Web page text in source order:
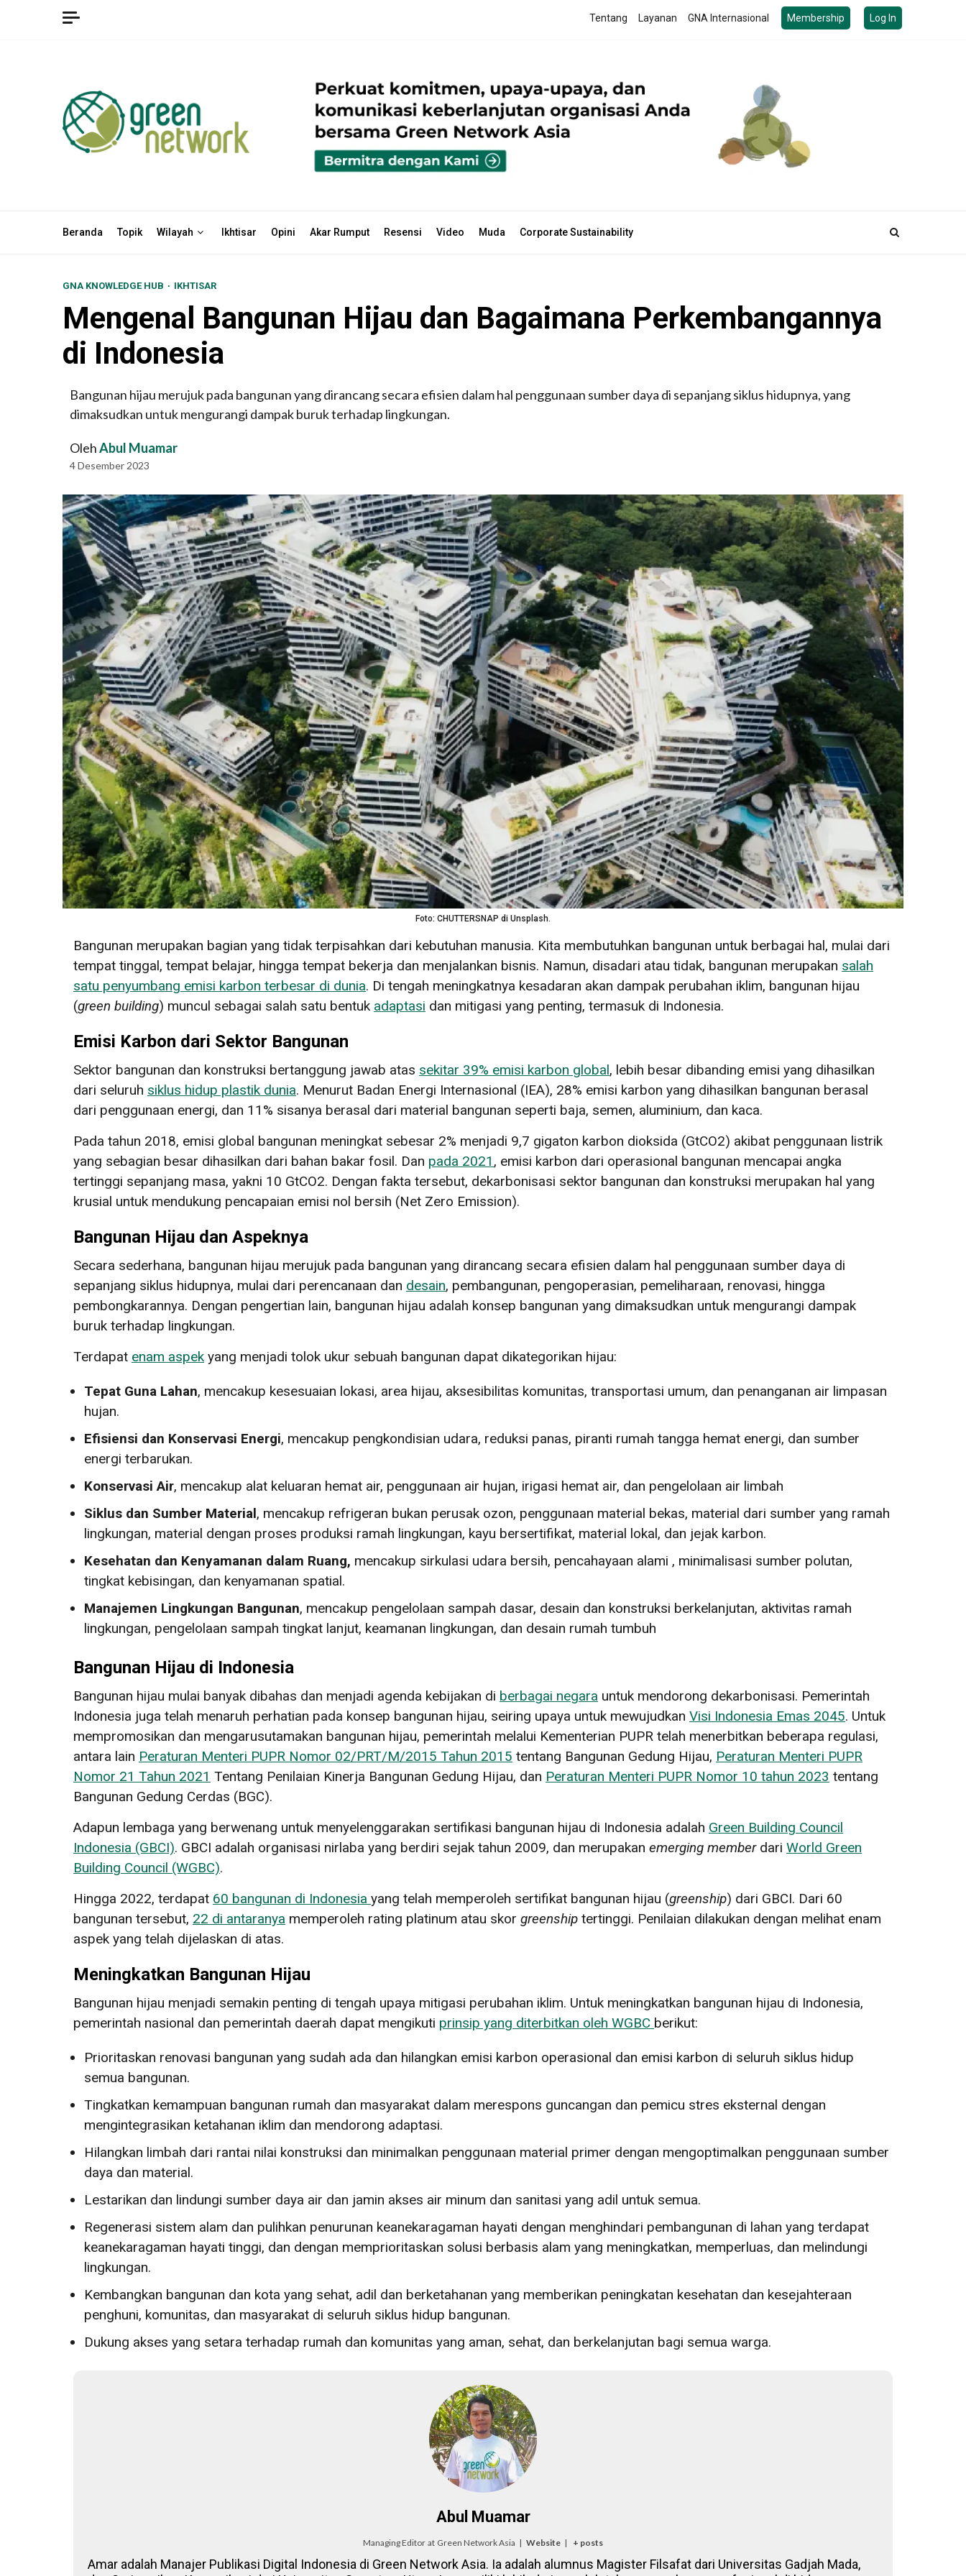
Tentang Layanan GNA Internasional Membership Log In
Beranda Topik Wilayah Ikhtisar Opini Akar Rumput Resensi Video Muda Corporate Sustainability
GNA KNOWLEDGE HUB IKHTISAR
Mengenal Bangunan Hijau dan Bagaimana Perkembangannya
di Indonesia
Bangunan hijau merujuk pada bangunan yang dirancang secara efisien dalam hal penggunaan sumber daya di sepanjang siklus hidupnya, yang
dimaksudkan untuk mengurangi dampak buruk terhadap lingkungan.
OlehAbul Muamar
4 Desember 2023
Foto: CHUTTERSNAP di Unsplash.
Bangunan merupakan bagian yang tidak terpisahkan dari kebutuhan manusia. Kita membutuhkan bangunan untuk berbagai hal, mulai dari
tempat tinggal, tempat belajar, hingga tempat bekerja dan menjalankan bisnis. Namun, disadari atau tidak, bangunan merupakan salah
satu penyumbang emisi karbon terbesar di dunia. Di tengah meningkatnya kesadaran akan dampak perubahan iklim, bangunan hijau
(green building) muncul sebagai salah satu bentuk adaptasi dan mitigasi yang penting, termasuk di Indonesia.
Emisi Karbon dari Sektor Bangunan
Sektor bangunan dan konstruksi bertanggung jawab atas sekitar 39% emisi karbon global, lebih besar dibanding emisi yang dihasilkan
dari seluruh siklus hidup plastik dunia. Menurut Badan Energi Internasional (IEA), 28% emisi karbon yang dihasilkan bangunan berasal
dari penggunaan energi, dan 11% sisanya berasal dari material bangunan seperti baja, semen, aluminium, dan kaca.
Pada tahun 2018, emisi global bangunan meningkat sebesar 2% menjadi 9,7 gigaton karbon dioksida (GtCO2) akibat penggunaan listrik
yang sebagian besar dihasilkan dari bahan bakar fosil. Dan pada 2021 , emisi karbon dari operasional bangunan mencapai angka
tertinggi sepanjang masa, yakni 10 GtCO2. Dengan fakta tersebut, dekarbonisasi sektor bangunan dan konstruksi merupakan hal yang
krusial untuk mendukung pencapaian emisi nol bersih (Net Zero Emission).
Bangunan Hijau dan Aspeknya
Secara sederhana, bangunan hijau merujuk pada bangunan yang dirancang secara efisien dalam hal penggunaan sumber daya di
sepanjang siklus hidupnya, mulai dari perencanaan dan desain, pembangunan, pengoperasian, pemeliharaan, renovasi, hingga
pembongkarannya. Dengan pengertian lain, bangunan hijau adalah konsep bangunan yang dimaksudkan untuk mengurangi dampak
buruk terhadap lingkungan.
Terdapat enam aspek yang menjadi tolok ukur sebuah bangunan dapat dikategorikan hijau:
Tepat Guna Lahan, mencakup kesesuaian lokasi, area hijau, aksesibilitas komunitas, transportasi umum, dan penanganan air limpasan
hujan.
Efisiensi dan Konservasi Energi, mencakup pengkondisian udara, reduksi panas, piranti rumah tangga hemat energi, dan sumber
energi terbarukan.
Konservasi Air, mencakup alat keluaran hemat air, penggunaan air hujan, irigasi hemat air, dan pengelolaan air limbah
Siklus dan Sumber Material, mencakup refrigeran bukan perusak ozon, penggunaan material bekas, material dari sumber yang ramah
lingkungan, material dengan proses produksi ramah lingkungan, kayu bersertifikat, material lokal, dan jejak karbon.
Kesehatan dan Kenyamanan dalam Ruang, mencakup sirkulasi udara bersih, pencahayaan alami , minimalisasi sumber polutan,
tingkat kebisingan, dan kenyamanan spatial.
Manajemen Lingkungan Bangunan, mencakup pengelolaan sampah dasar, desain dan konstruksi berkelanjutan, aktivitas ramah
lingkungan, pengelolaan sampah tingkat lanjut, keamanan lingkungan, dan desain rumah tumbuh
Bangunan Hijau di Indonesia
Bangunan hijau mulai banyak dibahas dan menjadi agenda kebijakan di berbagai negara untuk mendorong dekarbonisasi. Pemerintah
Indonesia juga telah menaruh perhatian pada konsep bangunan hijau, seiring upaya untuk mewujudkan Visi Indonesia Emas 2045. Untuk
mempromosikan dan mengarusutamakan bangunan hijau, pemerintah melalui Kementerian PUPR telah menerbitkan beberapa regulasi,
antara lain Peraturan Menteri PUPR Nomor 02/PRT/M/2015 Tahun 2015 tentang Bangunan Gedung Hijau, Peraturan Menteri PUPR
Nomor 21 Tahun 2021 Tentang Penilaian Kinerja Bangunan Gedung Hijau, dan Peraturan Menteri PUPR Nomor 10 tahun 2023 tentang
Bangunan Gedung Cerdas (BGC).
Adapun lembaga yang berwenang untuk menyelenggarakan sertifikasi bangunan hijau di Indonesia adalah Green Building Council
Indonesia (GBCI). GBCI adalah organisasi nirlaba yang berdiri sejak tahun 2009, dan merupakan emerging memberdari World Green
Building Council (WGBC).
Hingga 2022, terdapat 60 bangunan di Indonesia yang telah memperoleh sertifikat bangunan hijau (greenship) dari GBCI. Dari 60
bangunan tersebut, 22 di antaranya memperoleh rating platinum atau skor greenship tertinggi. Penilaian dilakukan dengan melihat enam
aspek yang telah dijelaskan di atas.
Meningkatkan Bangunan Hijau
Bangunan hijau menjadi semakin penting di tengah upaya mitigasi perubahan iklim. Untuk meningkatkan bangunan hijau di Indonesia,
pemerintah nasional dan pemerintah daerah dapat mengikuti prinsip yang diterbitkan oleh WGBC berikut:
Prioritaskan renovasi bangunan yang sudah ada dan hilangkan emisi karbon operasional dan emisi karbon di seluruh siklus hidup
semua bangunan.
Tingkatkan kemampuan bangunan rumah dan masyarakat dalam merespons guncangan dan pemicu stres eksternal dengan
mengintegrasikan ketahanan iklim dan mendorong adaptasi.
Hilangkan limbah dari rantai nilai konstruksi dan minimalkan penggunaan material primer dengan mengoptimalkan penggunaan sumber
daya dan material.
Lestarikan dan lindungi sumber daya air dan jamin akses air minum dan sanitasi yang adil untuk semua.
Regenerasi sistem alam dan pulihkan penurunan keanekaragaman hayati dengan menghindari pembangunan di lahan yang terdapat
keanekaragaman hayati tinggi, dan dengan memprioritaskan solusi berbasis alam yang meningkatkan, memperluas, dan melindungi
lingkungan.
Kembangkan bangunan dan kota yang sehat, adil dan berketahanan yang memberikan peningkatan kesehatan dan kesejahteraan
penghuni, komunitas, dan masyarakat di seluruh siklus hidup bangunan.
Dukung akses yang setara terhadap rumah dan komunitas yang aman, sehat, dan berkelanjutan bagi semua warga.
Abul Muamar
Managing Editor at Green Network Asia | Website | + posts
Amar adalah Manajer Publikasi Digital Indonesia di Green Network Asia. Ia adalah alumnus Magister Filsafat dari Universitas Gadjah Mada,